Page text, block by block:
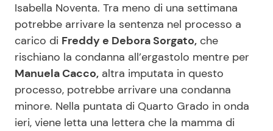
Festività Ricette per Bambini
Seguici
Isabella Noventa. Tra meno di una settimana
potrebbe arrivare la sentenza nel processo a
carico di Freddy e Debora Sorgato, che
rischiano la condanna all’ergastolo mentre per
Manuela Cacco, altra imputata in questo
processo, potrebbe arrivare una condanna
minore. Nella puntata di Quarto Grado in onda
ieri, viene letta una lettera che la mamma di